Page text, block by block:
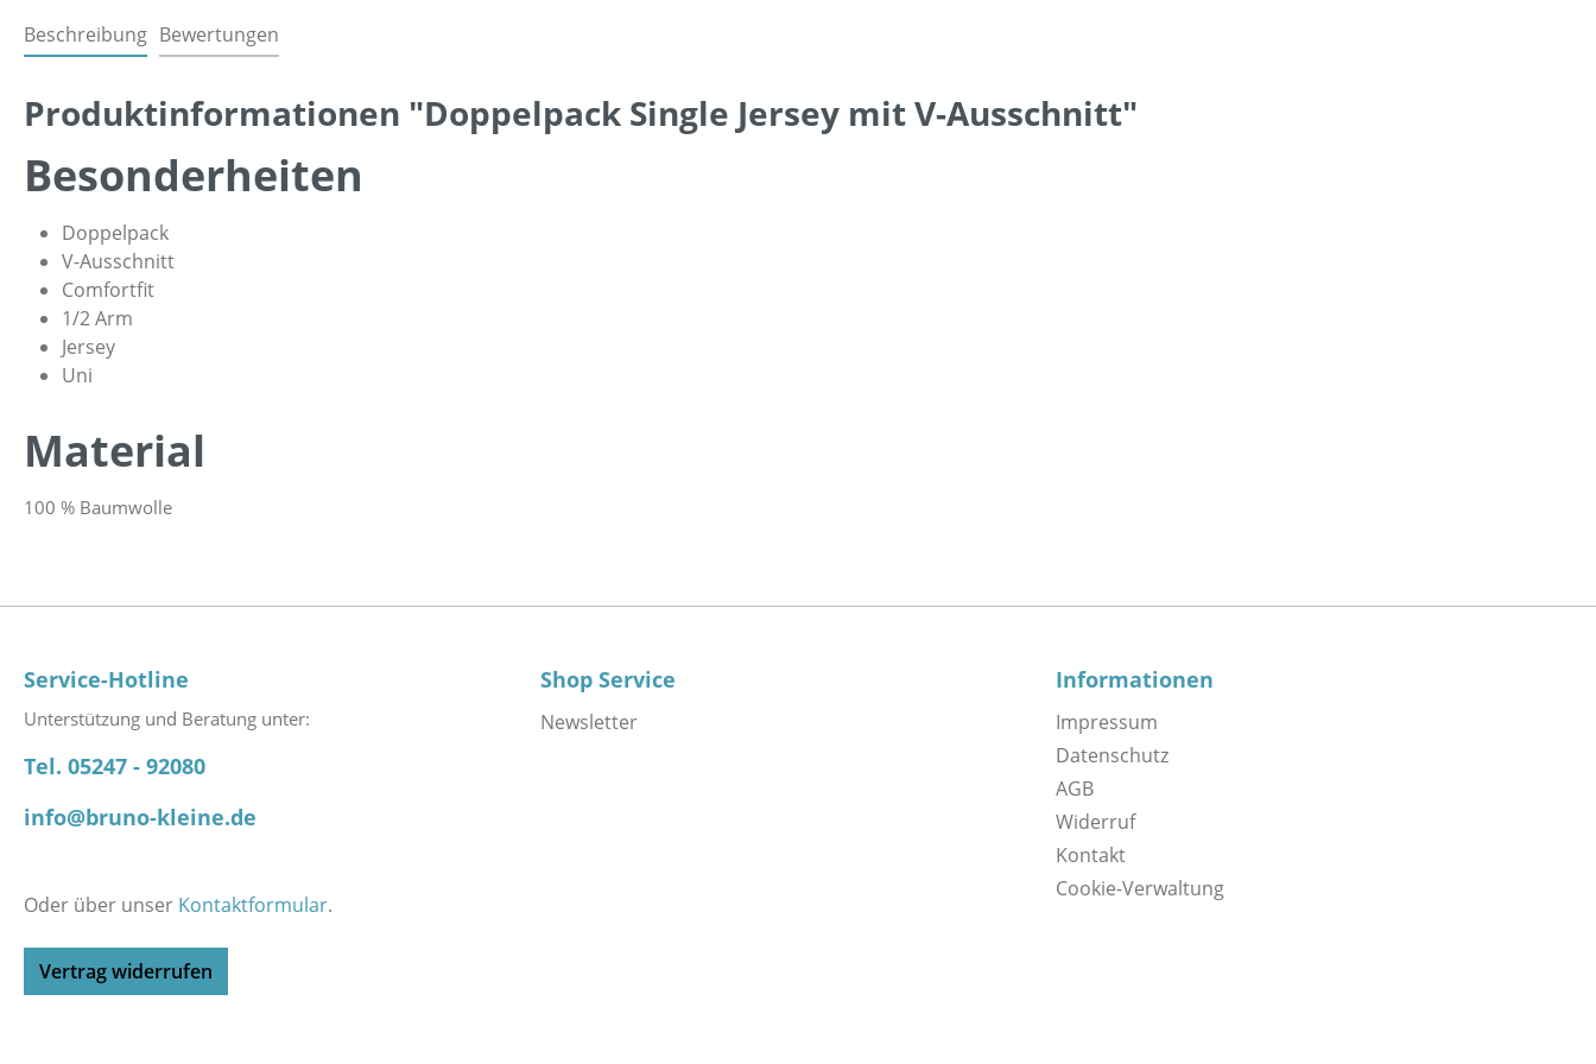
Beschreibung Bewertungen
Produktinformationen "Doppelpack Single Jersey mit V-Ausschnitt"
Besonderheiten
Doppelpack
V-Ausschnitt
Comfortfit
1/2 Arm
Jersey
Uni
Material
100 % Baumwolle
Service-Hotline
Unterstützung und Beratung unter:
Tel. 05247 - 92080
info@bruno-kleine.de
Oder über unser Kontaktformular.
Vertrag widerrufen
Shop Service
Newsletter
Informationen
Impressum
Datenschutz
AGB
Widerruf
Kontakt
Cookie-Verwaltung